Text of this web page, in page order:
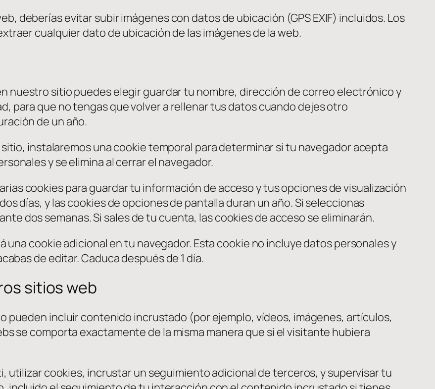
deberías evitar subir imágenes con datos de ubicación (GPS EXIF) incluidos. Los
cualquier dato de ubicación de las imágenes de la web.
nuestro sitio puedes elegir guardar tu nombre, dirección de correo electrónico y
para que no tengas que volver a rellenar tus datos cuando dejes otro
de un año.
instalaremos una cookie temporal para determinar si tu navegador acepta
y se elimina al cerrar el navegador.
cookies para guardar tu información de acceso y tus opciones de visualización
días, y las cookies de opciones de pantalla duran un año. Si seleccionas
dos semanas. Si sales de tu cuenta, las cookies de acceso se eliminarán.
una cookie adicional en tu navegador. Esta cookie no incluye datos personales y
de editar. Caduca después de 1 día.
sitios web
pueden incluir contenido incrustado (por ejemplo, vídeos, imágenes, artículos,
se comporta exactamente de la misma manera que si el visitante hubiera
utilizar cookies, incrustar un seguimiento adicional de terceros, y supervisar tu